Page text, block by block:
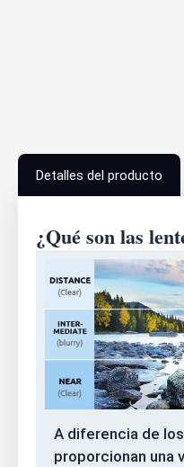
Detalles del producto
¿Qué son las
A diferencia de
proporcionan una